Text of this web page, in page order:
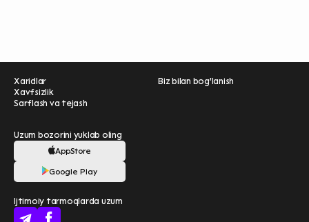
Xaridlar
Xavfsizlik
Sarflash va tejash
Biz bilan bog'lanish
Uzum bozorini yuklab oling
AppStore
Google Play
Ijtimoiy tarmoqlarda uzum
Ravnaqimizga hissa
qo'shing — so‘rovnomada
qatnashing ❤️